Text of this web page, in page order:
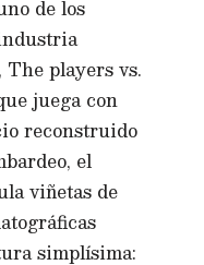
de los
players vs.
juega con
reconstruido
el
viñetas de
simplísima: